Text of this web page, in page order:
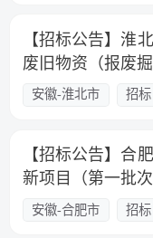
【招标公告】淮
废旧物资（报废
安徽-淮北市 招标
【招标公告】合
新项目（第一批
安徽-合肥市 招标